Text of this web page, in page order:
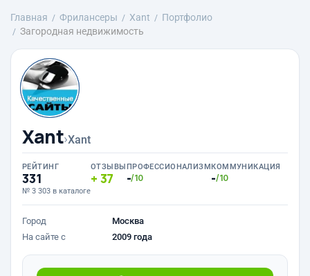
Главная Фрилансеры Xant
Портфолио
Загородная недвижимость
Xant›Xant
РЕЙТИНГ
331
№ 3 303 в каталоге
ОТЗЫВЫ
37
ПРОФЕССИОНАЛИЗМ
-/10
КОММУНИКАЦИЯ
-/10
Город
Москва
На сайте с
2009 года